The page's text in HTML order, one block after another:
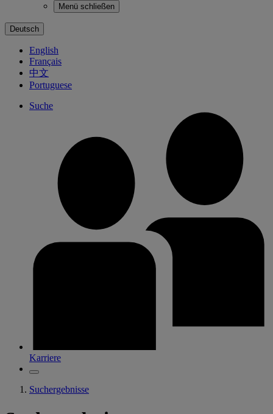
Menü schließen
Deutsch
English
Français
中文
Portuguese
Suche
Karriere
Suchergebnisse